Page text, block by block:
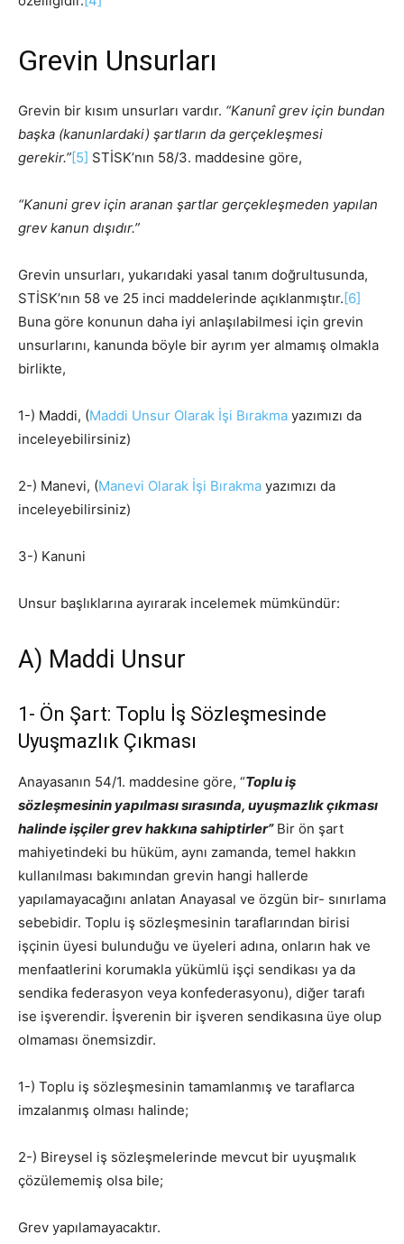
Grevin Unsurları
Grevin bir kısım unsurları vardır. “Kanunî grev için bundan
başka (kanunlardaki) şartların da gerçekleşmesi
gerekir.”[5] STİSK’nın 58/3. maddesine göre,
“Kanuni grev için aranan şartlar gerçekleşmeden yapılan
grev kanun dışıdır.”
Grevin unsurları, yukarıdaki yasal tanım doğrultusunda,
STİSK’nın 58 ve 25 inci maddelerinde açıklanmıştır.[6]
Buna göre konunun daha iyi anlaşılabilmesi için grevin
unsurlarını, kanunda böyle bir ayrım yer almamış olmakla
birlikte,
1-) Maddi, (Maddi Unsur Olarak İşi Bırakma yazımızı da
inceleyebilirsiniz)
2-) Manevi, (Manevi Olarak İşi Bırakma yazımızı da
inceleyebilirsiniz)
3-) Kanuni
Unsur başlıklarına ayırarak incelemek mümkündür:
A) Maddi Unsur
1- Ön Şart: Toplu İş Sözleşmesinde
Uyuşmazlık Çıkması
Anayasanın 54/1. maddesine göre, “Toplu iş
sözleşmesinin yapılması sırasında, uyuşmazlık çıkması
halinde işçiler grev hakkına sahiptirler”Bir ön şart
mahiyetindeki bu hüküm, aynı zamanda, temel hakkın
kullanılması bakımından grevin hangi hallerde
yapılamayacağını anlatan Anayasal ve özgün bir- sınırlama
sebebidir. Toplu iş sözleşmesinin taraflarından birisi
işçinin üyesi bulunduğu ve üyeleri adına, onların hak ve
menfaatlerini korumakla yükümlü işçi sendikası ya da
sendika federasyon veya konfederasyonu), diğer tarafı
ise işverendir. İşverenin bir işveren sendikasına üye olup
olmaması önemsizdir.
1-) Toplu iş sözleşmesinin tamamlanmış ve taraflarca
imzalanmış olması halinde;
2-) Bireysel iş sözleşmelerinde mevcut bir uyuşmalık
çözülememiş olsa bile;
Grev yapılamayacaktır.